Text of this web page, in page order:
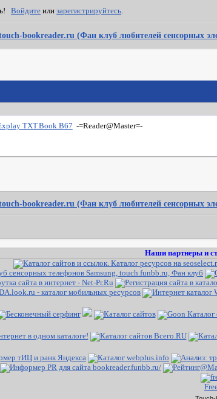
Войдите илизарегистрируйтесь
bookreader.ru (Фан клуб любителей сенсорных
TXT.Book.B67 -=Reader@Master=-
bookreader.ru (Фан клуб любителей сенсорных
Наши партнеры и